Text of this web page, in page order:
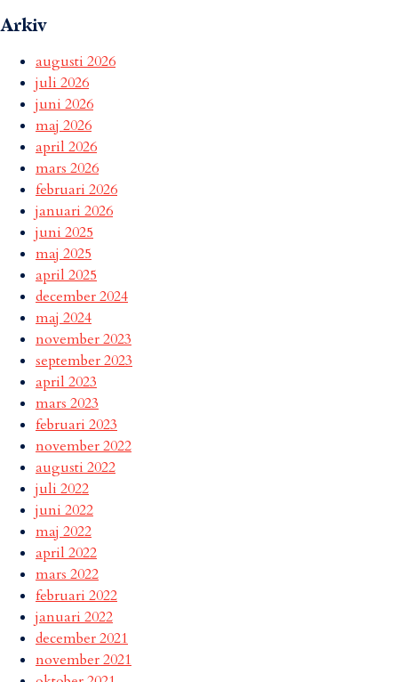
Arkiv
augusti 2026
juli 2026
juni 2026
maj 2026
april 2026
mars 2026
februari 2026
januari 2026
juni 2025
maj 2025
april 2025
december 2024
maj 2024
november 2023
september 2023
april 2023
mars 2023
februari 2023
november 2022
augusti 2022
juli 2022
juni 2022
maj 2022
april 2022
mars 2022
februari 2022
januari 2022
december 2021
november 2021